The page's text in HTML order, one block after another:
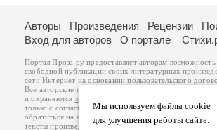
Мы используем файлы cookie
для улучшения работы сайта.
Авторы Произведения Рецензии
Вход для авторов
О портале
Портал Проза.ру предоставляет авторам возможность
свободной публикации своих литературных
сети Интернет на основаниипользовательского
Все авторские права на произведения принадлежат
и охраняются законом
. Перепечатка произведений
только с согласия его автора, к которому вы можете
обратиться на его авторской странице.
тексты произведений авторы несут самостоятельно на